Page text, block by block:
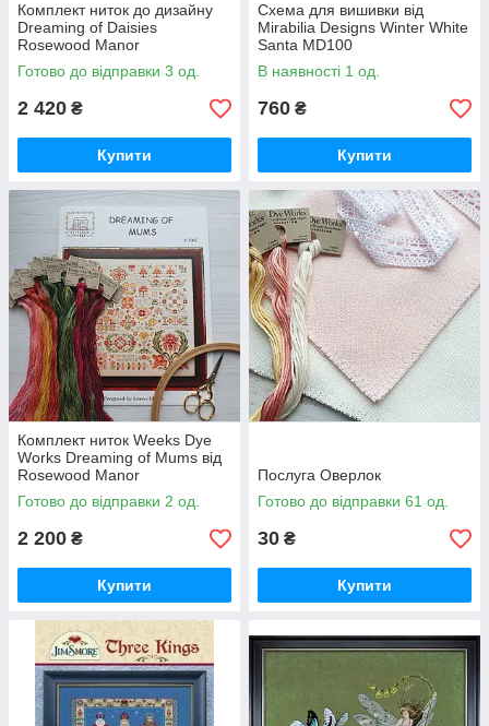
Комплект ниток до дизайну
Dreaming of Daisies
Rosewood Manor
Готово до відправки 3 од.
2 420 ₴
Купити
Схема для вишивки від
Mirabilia Designs Winter White
Santa MD100
В наявності 1 од.
760 ₴
Купити
Комплект ниток Weeks Dye
Works Dreaming of Mums від
Rosewood Manor
Готово до відправки 2 од.
2 200 ₴
Купити
Послуга Оверлок
Готово до відправки 61 од.
30 ₴
Купити